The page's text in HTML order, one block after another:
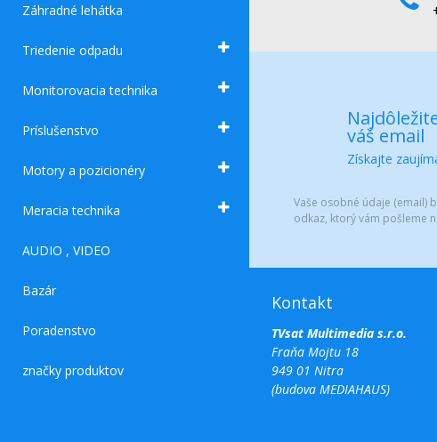
Záhradné lehátka
Triedenie odpadu
Monitorovacia technika
Príslušenstvo
Motory a pozicionéry
Meracia technika
AUDIO , VIDEO
Bazár
Poradenstvo
značky produktov
váš email
Získajte
Vaše osobné údaje (email)
odkaz, ktorý vám pošleme
Kontakt
TVsat Multimedia s.r.o.
Fraňa Mojtu 18
949 01 Nitra
(budova MEDIAHAUS)